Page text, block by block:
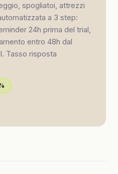
spogliatoi, attrezzi
a 3 step:
24h prima del trial,
entro 48h dal
Tasso risposta